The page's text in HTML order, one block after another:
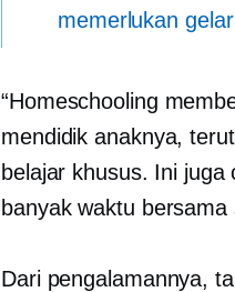
memerlukan
“Homeschooling
mendidik anaknya,
belajar khusus. Ini
banyak waktu
Dari pengalamannya,